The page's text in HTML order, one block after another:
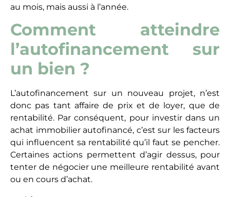
au mois, mais aussi à l’année.
Comment atteindre
l’autofinancement sur
un bien ?
L’autofinancement sur un nouveau projet, n’est
donc pas tant affaire de prix et de loyer, que de
rentabilité. Par conséquent, pour investir dans un
achat immobilier autofinancé, c’est sur les facteurs
qui influencent sa rentabilité qu’il faut se pencher.
Certaines actions permettent d’agir dessus, pour
tenter de négocier une meilleure rentabilité avant
ou en cours d’achat.